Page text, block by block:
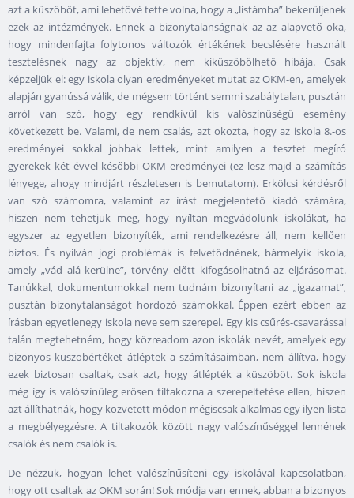
azt a küszöböt, ami lehetővé tette volna, hogy a „listámba” bekerüljenek
ezek az intézmények. Ennek a bizonytalanságnak az az alapvető oka,
hogy mindenfajta folytonos változók értékének becslésére használt
tesztelésnek nagy az objektív, nem kiküszöbölhető hibája. Csak
képzeljük el: egy iskola olyan eredményeket mutat az OKM-en, amelyek
alapján gyanússá válik, de mégsem történt semmi szabálytalan, pusztán
arról van szó, hogy egy rendkívül kis valószínűségű esemény
következett be. Valami, de nem csalás, azt okozta, hogy az iskola 8.-os
eredményei sokkal jobbak lettek, mint amilyen a tesztet megíró
gyerekek két évvel későbbi OKM eredményei (ez lesz majd a számítás
lényege, ahogy mindjárt részletesen is bemutatom). Erkölcsi kérdésről
van szó számomra, valamint az írást megjelentető kiadó számára,
hiszen nem tehetjük meg, hogy nyíltan megvádolunk iskolákat, ha
egyszer az egyetlen bizonyíték, ami rendelkezésre áll, nem kellően
biztos. És nyilván jogi problémák is felvetődnének, bármelyik iskola,
amely „vád alá kerülne”, törvény előtt kifogásolhatná az eljárásomat.
Tanúkkal, dokumentumokkal nem tudnám bizonyítani az „igazamat”,
pusztán bizonytalanságot hordozó számokkal. Éppen ezért ebben az
írásban egyetlenegy iskola neve sem szerepel. Egy kis csűrés-csavarással
talán megtehetném, hogy közreadom azon iskolák nevét, amelyek egy
bizonyos küszöbértéket átléptek a számításaimban, nem állítva, hogy
ezek biztosan csaltak, csak azt, hogy átlépték a küszöböt. Sok iskola
még így is valószínűleg erősen tiltakozna a szerepeltetése ellen, hiszen
azt állíthatnák, hogy közvetett módon mégiscsak alkalmas egy ilyen lista
a megbélyegzésre. A tiltakozók között nagy valószínűséggel lennének
csalók és nem csalók is.
De nézzük, hogyan lehet valószínűsíteni egy iskolával kapcsolatban,
hogy ott csaltak az OKM során! Sok módja van ennek, abban a bizonyos